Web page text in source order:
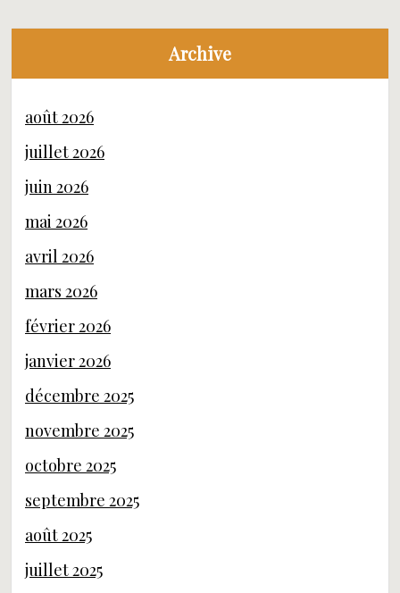
Archive
août 2026
juillet 2026
juin 2026
mai 2026
avril 2026
mars 2026
février 2026
janvier 2026
décembre 2025
novembre 2025
octobre 2025
septembre 2025
août 2025
juillet 2025